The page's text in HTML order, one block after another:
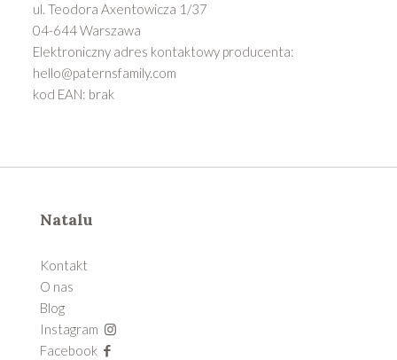
ul. Teodora Axentowicza 1/37
04-644 Warszawa
Elektroniczny adres kontaktowy producenta:
hello@paternsfamily.com
kod EAN: brak
Natalu
Kontakt
O nas
Blog
Instagram
Facebook